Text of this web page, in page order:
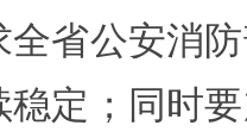
公安消防
稳定；同时